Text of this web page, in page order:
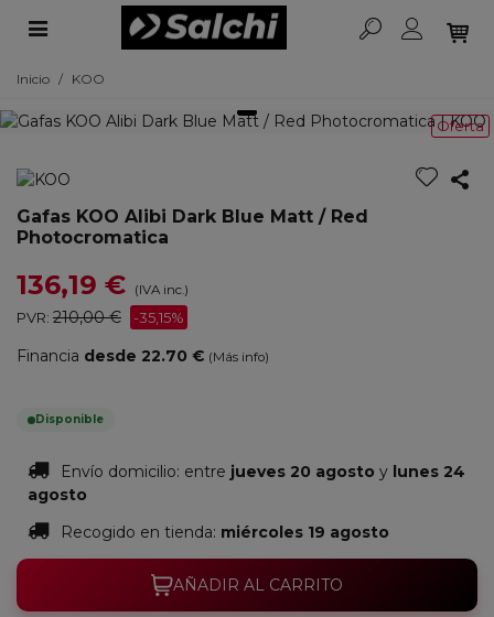
Inicio / KOO
Oferta
Gafas KOO Alibi Dark Blue Matt / Red
Photocromatica
136,19 € (IVA inc.)
PVR: 210,00 € -35,15%
Financia desde 22.70 € (Más info)
Disponible
Envío domicilio: entre jueves 20 agosto y lunes 24
agosto
Recogido en tienda: miércoles 19 agosto
AÑADIR AL CARRITO